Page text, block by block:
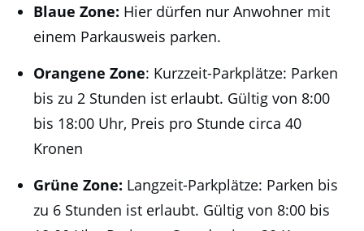
Blaue Zone: Hier dürfen nur Anwohner mit
einem Parkausweis parken.
Orangene Zone: Kurzzeit-Parkplätze: Parken
bis zu 2 Stunden ist erlaubt. Gültig von 8:00
bis 18:00 Uhr, Preis pro Stunde circa 40
Kronen
Grüne Zone: Langzeit-Parkplätze: Parken bis
zu 6 Stunden ist erlaubt. Gültig von 8:00 bis